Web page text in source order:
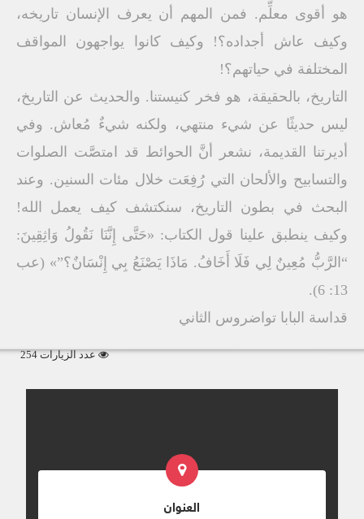
هو أقوى معلِّم. فمن المهم أن يعرف الإنسان تاريخه،
وكيف عاش أجداده؟! وكيف كانوا يواجهون المواقف
المختلفة في حياتهم؟!
التاريخ، بالحقيقة، هو فخر كنيستنا. والحديث عن التاريخ،
ليس حديثًا عن شيء منتهي، ولكنه شيءٌ مُعاش. وفي
أديرتنا القديمة، نشعر أنَّ الحوائط قد امتصَّت الصلوات
والتسابيح والألحان التي رُفِعَت خلال مئات السنين. وعند
البحث في بطون التاريخ، سنكتشف كيف يعمل الله!
وكيف ينطبق علينا قول الكتاب: «حَتَّى إِنَّنَا نَقُولُ وَاثِقِينَ:
“الرَّبُّ مُعِينٌ لِي فَلَا أَخَافُ. مَاذَا يَصْنَعُ بِي إِنْسَانٌ؟”» (عب
13: 6).
قداسة البابا تواضروس الثاني
عدد الزيارات 254
العنوان